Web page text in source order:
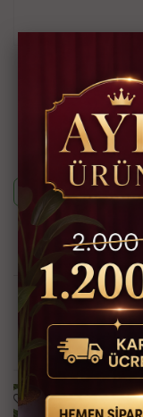
Bu ürünün siparişini
ekibimizin
aşağıdaki
Whatsapp ile
Güvenli
Kredi
KARGO BEDAVA